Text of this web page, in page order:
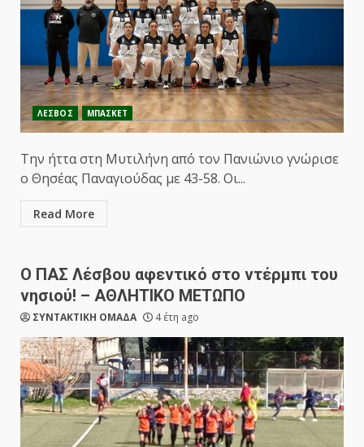
ΛΕΣΒΟΣ ΜΠΑΣΚΕΤ
Την ήττα στη Μυτιλήνη από τον Πανιώνιο γνώρισε
ο Θησέας Παναγιούδας με 43-58. Οι...
Read More
Ο ΠΑΣ Λέσβου αφεντικό στο ντέρμπι του
νησιού! – ΑΘΛΗΤΙΚΟ ΜΕΤΩΠΟ
ΣΥΝΤΑΚΤΙΚΗ ΟΜΑΔΑ 4 έτη ago